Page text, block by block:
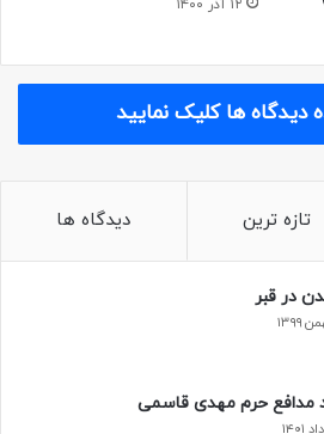
۱۲ آذر ۱۴۰۰
دیدگاه ها کلیک نمایید
تازه ترین دیدگاه ها
در قبر
مدافع حرم مهدی قاسمی